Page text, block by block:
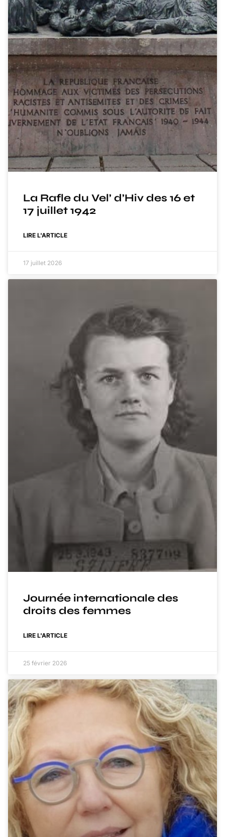
La Rafle du Vel’ d’Hiv des 16 et
17 juillet 1942
LIRE L'ARTICLE
17 juillet 2026
Journée internationale des
droits des femmes
LIRE L'ARTICLE
25 février 2026